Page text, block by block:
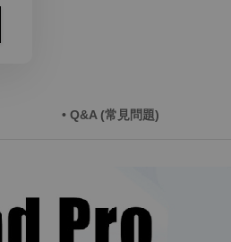
• Q&A (常見問題)